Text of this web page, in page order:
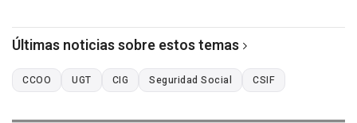
Últimas noticias sobre estos temas
CCOO UGT CIG Seguridad Social CSIF